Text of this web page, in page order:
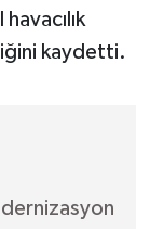
kaydetti.